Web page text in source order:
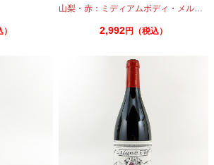
山梨 ・赤：ミディアムボディ ・ メルロー
2,992円（税込）